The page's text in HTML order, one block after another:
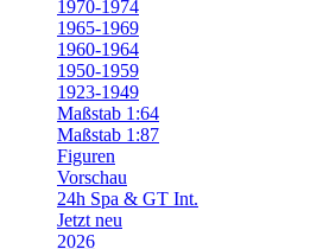
1970-1974
1965-1969
1960-1964
1950-1959
1923-1949
Maßstab 1:64
Maßstab 1:87
Figuren
Vorschau
24h Spa & GT Int.
Jetzt neu
2026